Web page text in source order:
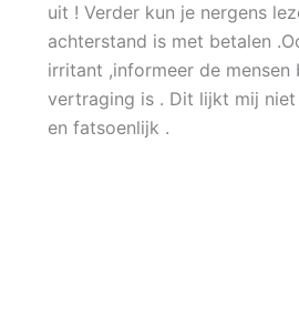
uit ! Verder kun je nergens
achterstand is met betalen
irritant ,informeer de mensen
vertraging is . Dit lijkt mij niet
en fatsoenlijk .